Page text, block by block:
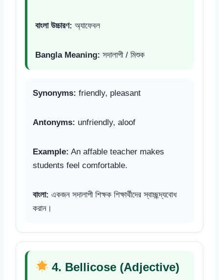
বাংলা উচ্চারণ: অ্যাফেবল
Bangla Meaning: সদালাপী / মিশুক
Synonyms: friendly, pleasant
Antonyms: unfriendly, aloof
Example: An affable teacher makes
students feel comfortable.
বাংলা: একজন সদালাপী শিক্ষক শিক্ষার্থীদের স্বাচ্ছন্দ্যবোধ
করান।
4. Bellicose (Adjective)